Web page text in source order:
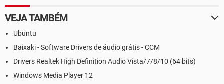
VEJA TAMBÉM
Ubuntu
Baixaki - Software Drivers de áudio grátis - CCM
Drivers Realtek High Definition Audio Vista/7/8/10 (64 bits)
Windows Media Player 12